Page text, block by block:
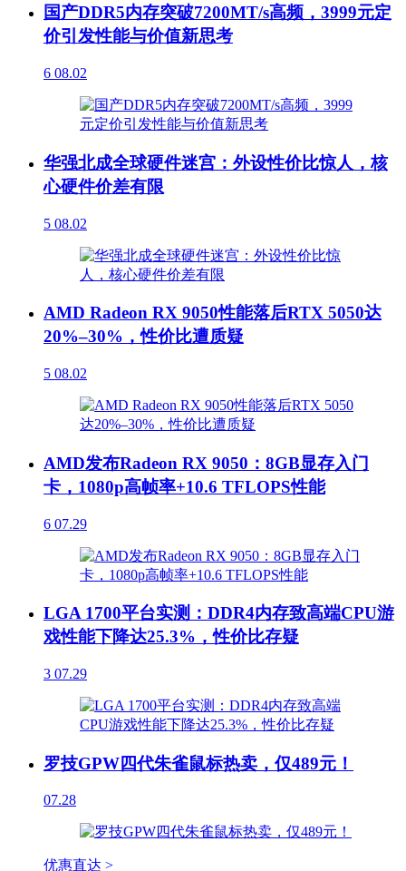
国产DDR5内存突破7200MT/s高频，3999元定
价引发性能与价值新思考
6 08.02
华强北成全球硬件迷宫：外设性价比惊人，核
心硬件价差有限
5 08.02
AMD Radeon RX 9050性能落后RTX 5050达
20%–30%，性价比遭质疑
5 08.02
AMD发布Radeon RX 9050：8GB显存入门
卡，1080p高帧率+10.6 TFLOPS性能
6 07.29
LGA 1700平台实测：DDR4内存致高端CPU游
戏性能下降达25.3%，性价比存疑
3 07.29
罗技GPW四代朱雀鼠标热卖，仅489元！
07.28
优惠直达 >